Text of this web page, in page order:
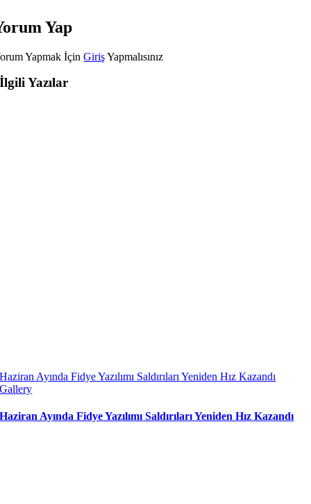
Yap
Yapmak İçinGirişYapmalısınız
İlgili Yazılar
Haziran Ayında Fidye Yazılımı Saldırıları Yeniden Hız Kazandı
Gallery
Haziran Ayında Fidye Yazılımı Saldırıları Yeniden Hız Kazandı